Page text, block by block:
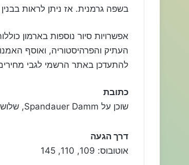
בשפה גרמנית. אז ניתן לראות
אפשרויות סיור נוספות בארמון
העתיק והפרהיסטוריה, ואוסף
להתעדכן באתר הרשמי לגבי
כתובת
שוכן על Spandauer Damm, שלושה ק"מ צפונית-מערבית לתחנת הרכבת Zoo.
דרך הגעה
אוטובוס: 109, 110, 145